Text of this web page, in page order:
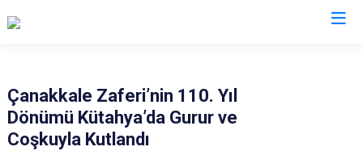
Çanakkale Zaferi’nin 110. Yıl
Dönümü Kütahya’da Gurur ve
Coşkuyla Kutlandı